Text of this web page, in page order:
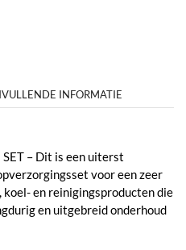
INFORMATIE
SET – Dit is een uiterst
voor een zeer
en reinigingsproducten die
en uitgebreid onderhoud